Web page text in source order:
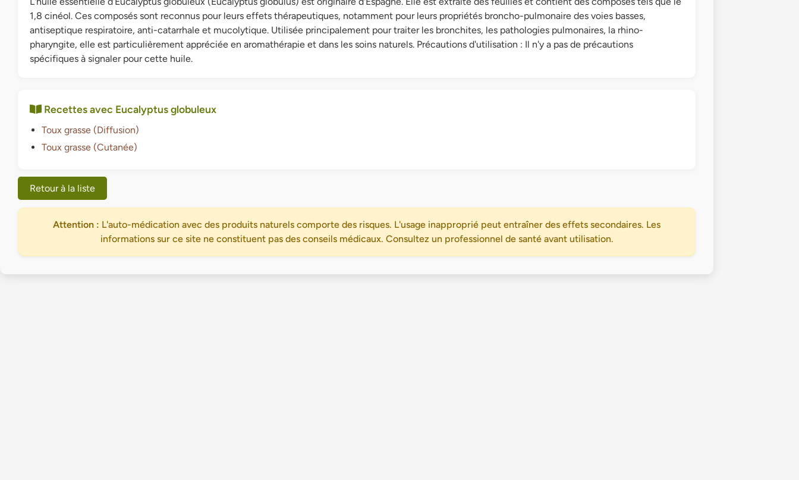
1,8 cinéol. Ces composés sont reconnus pour leurs effets thérapeutiques, notamment pour leurs propriétés broncho-pulmonaire des voies basses,
antiseptique respiratoire, anti-catarrhale et mucolytique. Utilisée principalement pour traiter les bronchites, les pathologies pulmonaires, la rhino-
pharyngite, elle est particulièrement appréciée en aromathérapie et dans les soins naturels. Précautions d'utilisation : Il n'y a pas de précautions
spécifiques à signaler pour cette huile.
Recettes avec Eucalyptus globuleux
Toux grasse (Diffusion)
Toux grasse (Cutanée)
Retour à la liste
Attention : L'auto-médication avec des produits naturels comporte des risques. L'usage inapproprié peut entraîner des effets secondaires. Les
informations sur ce site ne constituent pas des conseils médicaux. Consultez un professionnel de santé avant utilisation.